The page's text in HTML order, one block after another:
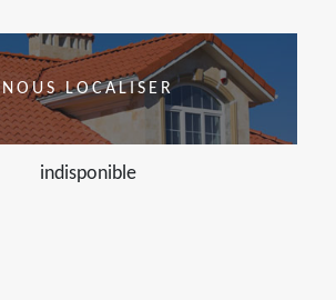
NOUS LOCALISER
indisponible